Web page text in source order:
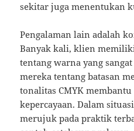
sekitar juga menentukan
Pengalaman lain adalah
Banyak kali, klien
tentang warna yang
mereka tentang batasan
tonalitas CMYK
kepercayaan. Dalam
merujuk pada praktik